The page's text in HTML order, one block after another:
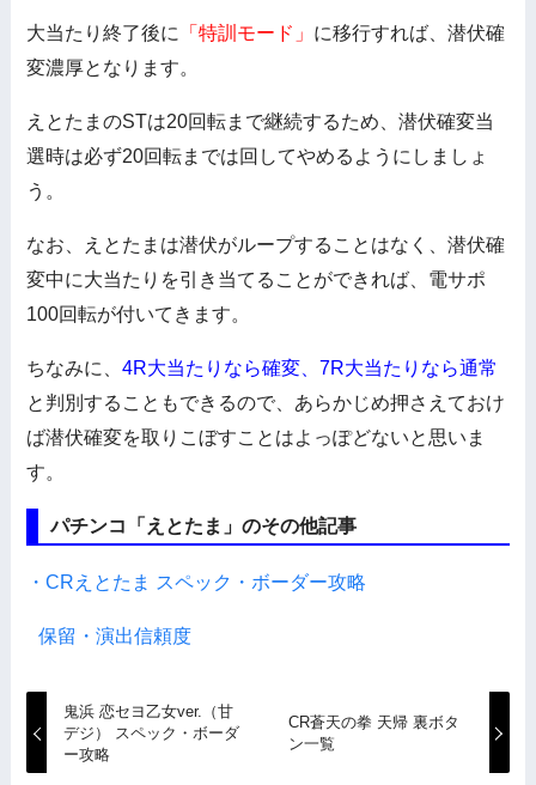
大当たり終了後に 「特訓モード」 に移行すれば、潜伏確
変濃厚となります。
えとたまのSTは20回転まで継続するため、潜伏確変当
選時は必ず20回転までは回してやめるようにしましょ
う。
なお、えとたまは潜伏がループすることはなく、潜伏確
変中に大当たりを引き当てることができれば、電サポ
100回転が付いてきます。
ちなみに、4R大当たりなら確変、7R大当たりなら通常
と判別することもできるので、あらかじめ押さえておけ
ば潜伏確変を取りこぼすことはよっぽどないと思いま
す。
パチンコ「えとたま」のその他記事
・CRえとたま スペック・ボーダー攻略
保留・演出信頼度
鬼浜 恋セヨ乙女ver.（甘
デジ） スペック・ボーダ
ー攻略
CR蒼天の拳 天帰 裏ボタ
ン一覧